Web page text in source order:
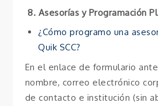
8. Asesorías y Programación
¿Cómo programo una
Quik SCC?
En el enlace de formulario
nombre, correo electrónico
de contacto e institución (sin